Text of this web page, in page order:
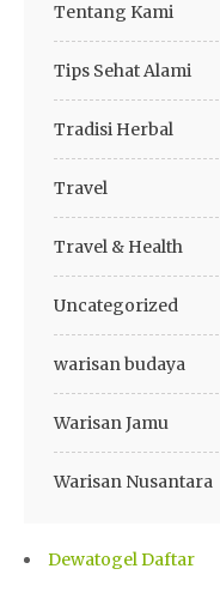
Tentang Kami
Tips Sehat Alami
Tradisi Herbal
Travel
Travel & Health
Uncategorized
warisan budaya
Warisan Jamu
Warisan Nusantara
Dewatogel Daftar